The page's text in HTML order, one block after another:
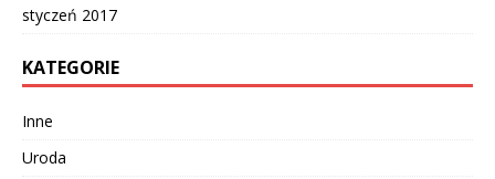
styczeń 2017
KATEGORIE
Inne
Uroda